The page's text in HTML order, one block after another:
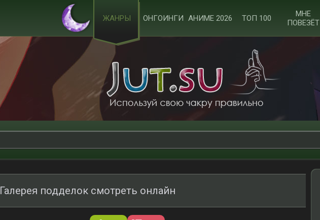
ЖАНРЫ ОНГОИНГИ АНИМЕ 2026 ТОП 100
МНЕ
ПОВЕЗЁТ
Галерея подделок смотреть онлайн